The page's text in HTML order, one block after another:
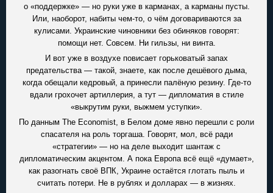
о «поддержке» — но руки уже в карманах, а карманы пусты.
Или, наоборот, набиты чем-то, о чём договариваются за
кулисами. Украинские чиновники без обиняков говорят:
помощи нет. Совсем. Ни гильзы, ни винта.
И вот уже в воздухе повисает горьковатый запах
предательства — такой, знаете, как после дешёвого дыма,
когда обещали кедровый, а принесли палёную резину. Где-то
вдали грохочет артиллерия, а тут — дипломатия в стиле
«выкрутим руки, выжмем уступки».
По данным The Economist, в Белом доме явно перешли с роли
спасателя на роль торгаша. Говорят, мол, всё ради
«стратегии» — но на деле выходит шантаж с
дипломатическим акцентом. А пока Европа всё ещё «думает»,
как разогнать своё ВПК, Украине остаётся глотать пыль и
считать потери. Не в рублях и долларах — в жизнях.